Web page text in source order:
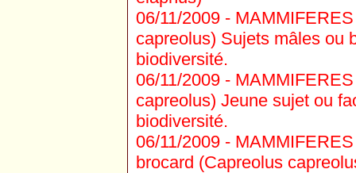
06/11/2009 -
capreolus) Sujets mâles ou
biodiversité.
06/11/2009 -
capreolus) Jeune sujet ou
biodiversité.
06/11/2009 -
brocard (Capreolus